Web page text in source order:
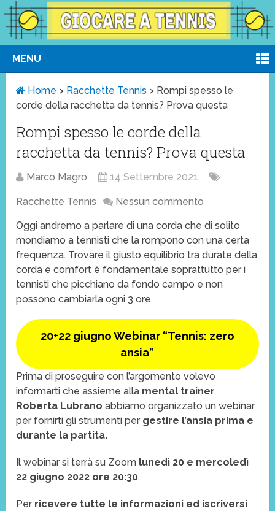
MENU
Home > Racchette Tennis > Rompi spesso le
corde della racchetta da tennis? Prova questa
Rompi spesso le corde della
racchetta da tennis? Prova questa
Marco Magro 14 Settembre 2021
Racchette Tennis Nessun commento
Oggi andremo a parlare di una corda che di solito
mondiamo a tennisti che la rompono con una certa
frequenza. Trovare il giusto equilibrio tra durate della
corda e comfort è fondamentale soprattutto per i
tennisti che picchiano da fondo campo e non
possono cambiarla ogni 3 ore.
20+22 giugno Webinar “Tennis: zero
ansia”
Prima di proseguire con l’argomento volevo
informarti che assieme alla mental trainer
Roberta Lubranoabbiamo organizzato un webinar
per fornirti gli strumenti per gestire l’ansia prima e
durante la partita.
Il webinar si terrà su Zoom lunedì 20 e mercoledì
22 giugno 2022 ore 20:30.
Per ricevere tutte le informazioni ed iscriversi